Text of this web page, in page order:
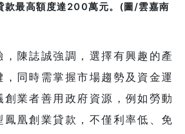
款最高額度達200萬元。(圖/雲嘉南
，陳誌誠強調，選擇有興趣的產
，同時需掌握市場趨勢及資金運
創業者善用政府資源，例如勞動
鳳凰創業貸款，不僅利率低、免